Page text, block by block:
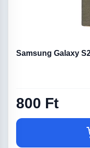
Samsung Galaxy
800 Ft